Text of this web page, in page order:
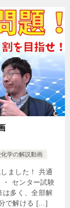
学の解説動画
ました！ 共通
センター試験
は多く、全部解
で解ける […]